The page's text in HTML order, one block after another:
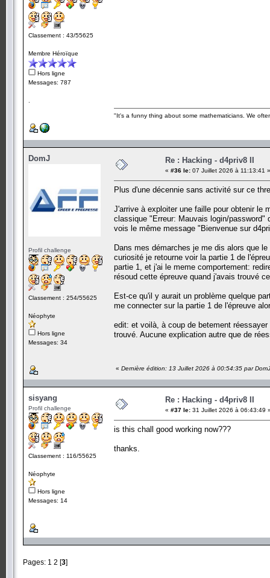
Classement : 43/55625
Membre Héroïque
Hors ligne
Messages: 787
"It's a funny thing about some mathematicians. We
DomJ
Profil challenge
Classement : 254/55625
Néophyte
Hors ligne
Messages: 34
Re : Hacking - d4priv8 II
« #36 le: 07 Juillet 2026 à 11:13:41 »
Plus d'une décennie sans activité sur ce
J'arrive à exploiter une faille pour obtenir le
classique "Erreur: Mauvais login/
vois le même message "Bienvenue sur
Dans mes démarches je me dis alors que
curiosité je retourne voir la partie 1 de
partie 1, et j'ai le meme comportement:
résoud cette épreuve quand j'avais trouvé
Est-ce qu'il y aurait un problème quelque
me connecter sur la partie 1 de l'épreuve
edit: et voilà, à coup de betement
trouvé. Aucune explication autre que de
« Dernière édition: 13 Juillet 2026 à 00:54:35 par DomJ
sisyang
Profil challenge
Classement : 116/55625
Néophyte
Hors ligne
Messages: 14
Re : Hacking - d4priv8 II
« #37 le: 31 Juillet 2026 à 06:43:49
is this chall good working now???
thanks.
Pages: 1 2 [3]